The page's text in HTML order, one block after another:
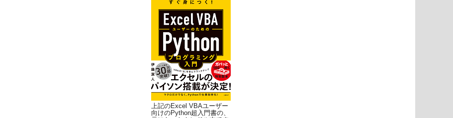
上記のExcel VBAユーザー
向けのPython超入門書の、